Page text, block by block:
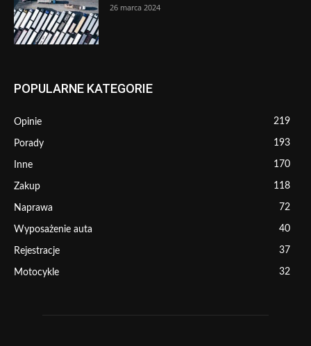
26 marca 2024
POPULARNE KATEGORIE
Opinie 219
Porady 193
Inne 170
Zakup 118
Naprawa 72
Wyposażenie auta 40
Rejestracje 37
Motocykle 32